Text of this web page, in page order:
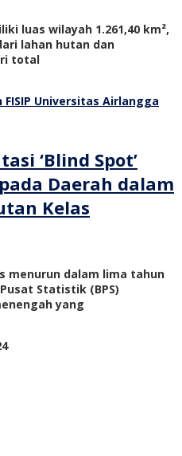
luas wilayah 1.261,40 km²,
lahan hutan dan
total
‘Blind Spot’
Daerah dalam
Kelas
menurun dalam lima tahun
Statistik (BPS)
yang